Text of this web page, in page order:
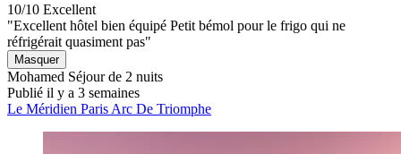
10/10 Excellent
"Excellent hôtel bien équipé Petit bémol pour le frigo qui ne
réfrigérait quasiment pas"
Masquer
Mohamed Séjour de 2 nuits
Publié il y a 3 semaines
Le Méridien Paris Arc De Triomphe